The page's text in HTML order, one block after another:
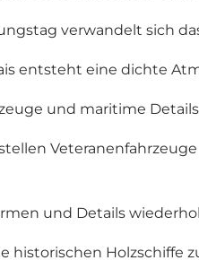
verwandelt sich
entsteht eine dichte
und maritime
und Details
historischen Holzschiffe